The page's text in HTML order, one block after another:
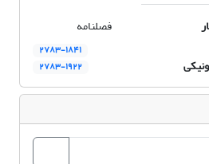
فصلنامه
۲۷۸۳-۱۸۴۱
۲۷۸۳-۱۹۲۲